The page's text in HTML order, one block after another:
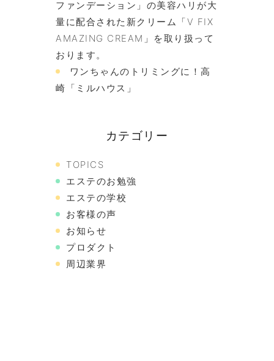
ファンデーション」の美容ハリが大
量に配合された新クリーム「V FIX
AMAZING CREAM」を取り扱って
おります。
ワンちゃんのトリミングに！高
崎「ミルハウス」
カテゴリー
TOPICS
エステのお勉強
エステの学校
お客様の声
お知らせ
プロダクト
周辺業界